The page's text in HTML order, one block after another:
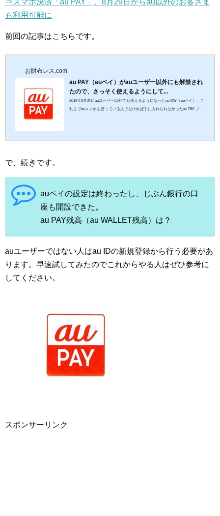
⇒スマホ決済「au PAY」、8月29日からau以外のお客さま
も利用可能に
前回の記事はこちらです。
お財布レス.com
au PAY（auペイ）がauユーザー以外にも解禁され
たので、さっそく使えるようにして...
2019年8月末にauユーザー以外でも使えるようになったau PAY（auペイ）。こ
れまでauスマホを持っている人でなければ手に入れられなかったau PAY プリ
で、続きです。
auペイの設定は終わったし、じぶん銀行の口
座も開設できた。
au PAY残高（au WALLET残高）は？
auユーザーではない人はau IDの新規登録から行う必要があ
ります。早速試してみたのでこれからやる人はぜひ参考に
してください。
スポンサーリンク